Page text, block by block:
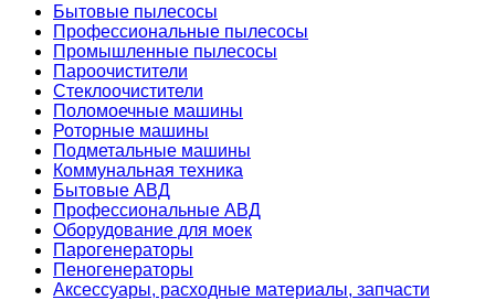
Бытовые пылесосы
Профессиональные пылесосы
Промышленные пылесосы
Пароочистители
Стеклоочистители
Поломоечные машины
Роторные машины
Подметальные машины
Коммунальная техника
Бытовые АВД
Профессиональные АВД
Оборудование для моек
Парогенераторы
Пеногенераторы
Аксессуары, расходные материалы, запчасти